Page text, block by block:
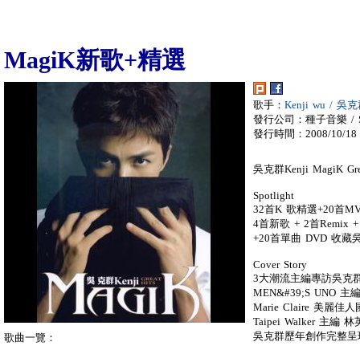
MagiK新歌+精選
歌手： Kenji wu / 吳克
發行公司：種子音樂 /
發行時間：2008/10/18
吳克群Kenji MagiK
Spotlight
32首K 歌精選+20首
4首新歌 + 2首Remix
+20首單曲 DVD 收藏
Cover Story
3大潮流主編專訪吳克
MEN&#39;S UNO 主
Marie Claire 美麗佳人
Taipei Walker 主編 林
吳克群歷年創作完整
歌曲一覽：